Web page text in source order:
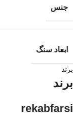
جنس
ابعاد سنگ
برند
برند
rekabfarsi